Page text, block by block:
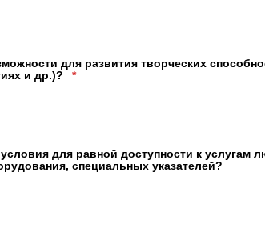
для развития творческих
и др.)?
*
для равной доступности к
специальных указателей?